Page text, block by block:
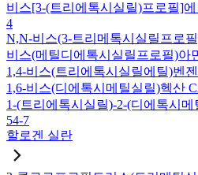
비스[3-(트리에톡시실릴)프로필]
4
N,N-비스(3-트리메톡시실릴프로
비스(메틸디에톡시실릴프로필)아
1,4-비스(트리에톡시실릴에틸)벤젠
1,6-비스(디에톡시메틸실릴)헥산
1-(트리에톡시실릴)-2-(디에톡시메
54-7
할로겐 실란